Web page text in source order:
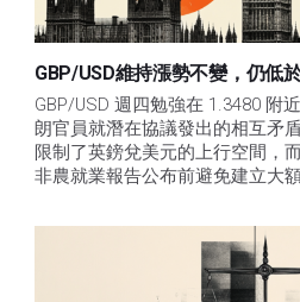
GBP/USD維持漲勢不變，仍低
GBP/USD 週四勉強在 1.3480 附
朗官員就潛在協議發出的相互矛
限制了英鎊兌美元的上行空間，
非農就業報告公布前避免建立大額